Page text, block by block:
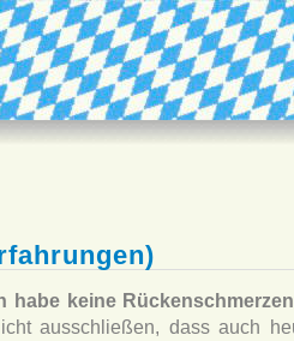
habe keine
ausschließen, dass auch